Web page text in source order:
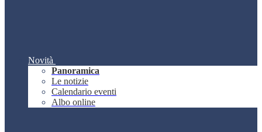
Novità
Panoramica
Le notizie
Calendario eventi
Albo online